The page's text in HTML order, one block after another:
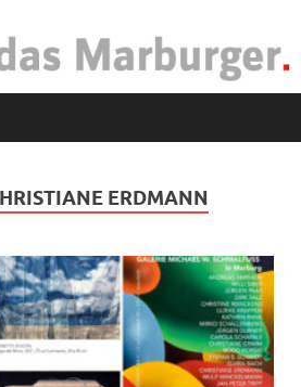
ERDMANN